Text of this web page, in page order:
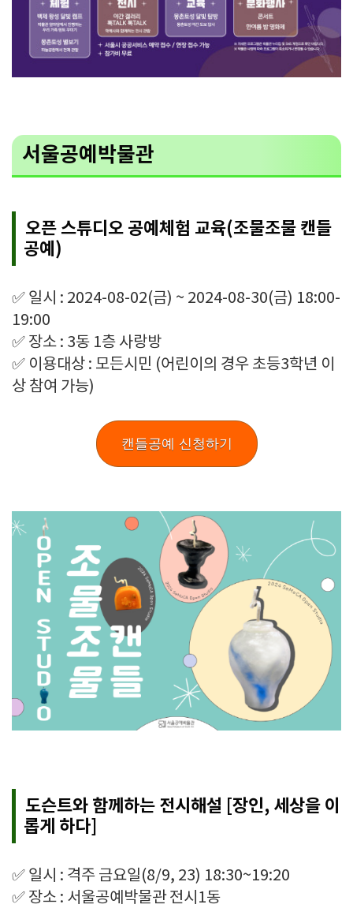
서울공예박물관
오픈 스튜디오 공예체험 교육(조물조물 캔들
공예)
✅ 일시 : 2024-08-02(금) ~ 2024-08-30(금) 18:00-
19:00
✅ 장소 : 3동 1층 사랑방
✅ 이용대상 : 모든시민 (어린이의 경우 초등3학년 이
상 참여 가능)
캔들공예 신청하기
도슨트와 함께하는 전시해설 [장인, 세상을 이
롭게 하다]
✅ 일시 : 격주 금요일(8/9, 23) 18:30~19:20
✅ 장소 : 서울공예박물관 전시1동